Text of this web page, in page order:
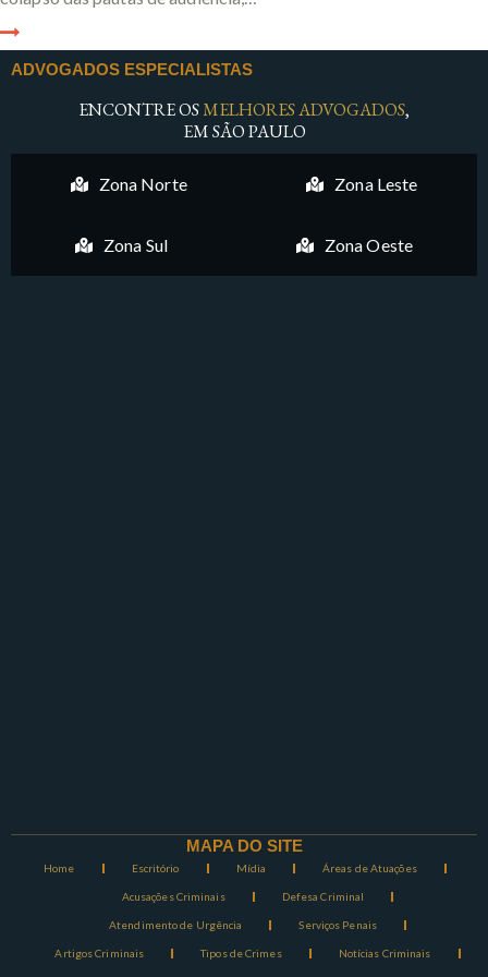
ADVOGADOS ESPECIALISTAS
ENCONTRE OSMELHORES ADVOGADOS,
EM SÃO PAULO
Zona Norte Zona Leste
Zona Sul Zona Oeste
MAPA DO SITE
Home Escritório Mídia Áreas de Atuações
Acusações Criminais Defesa Criminal
Atendimento de Urgência Serviços Penais
Artigos Criminais Tipos de Crimes Notícias Criminais